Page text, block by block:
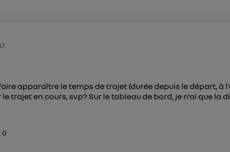
apparaître le temps de trajet (durée depuis le départ, à
trajet en cours, svp? Sur le tableau de bord, je n'ai que la
0